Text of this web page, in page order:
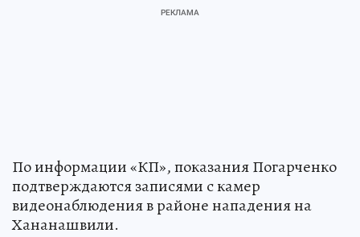
По информации «КП», показания Погарченко
подтверждаются записями с камер
видеонаблюдения в районе нападения на
Хананашвили.